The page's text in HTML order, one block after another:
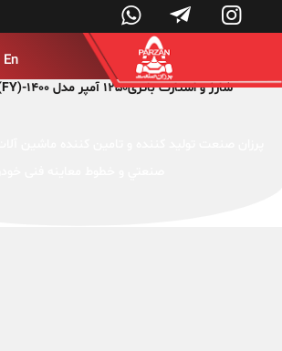



En
شارژ و استارت باتری1250 آمپر مدل Feiying(FY)-1400- چین